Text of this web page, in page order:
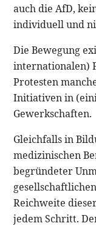
auch die AfD,
individuell und
Die Bewegung
internationalen)
Protesten
Initiativen in
Gewerkschaften.
Gleichfalls in
medizinischen
begründeter
Reichweite
jedem Schritt.